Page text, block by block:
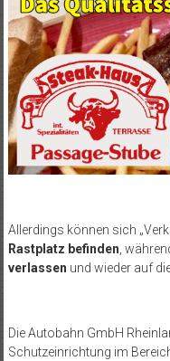
Allerdings können sich
Rastplatz befinden ,
verlassen und wieder auf
Die Autobahn GmbH
Schutzeinrichtung im